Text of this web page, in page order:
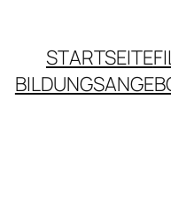
STARTSEITE